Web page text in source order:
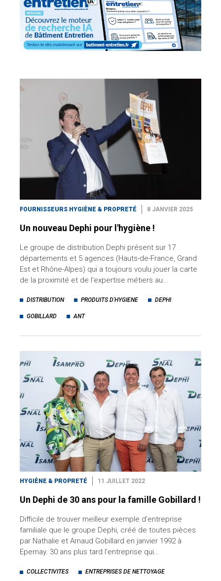
FOURNISSEURS HYGIÈNE & PROPRETÉ 8 JANVIER 2025
Un nouveau Dephi pour l'hygiène !
Le groupe de distribution Dephi présent sur 17
départements et 5 agences (Hauts-de-France, Grand
Est et Rhône-Alpes) qui a toujours voulu jouer la carte
de la proximité et de l'expertise métiers au…
DISTRIBUTION PRODUITS D'HYGIENE DEPHI
GOBILLARD ANT
HYGIÈNE & PROPRETÉ 11 JUILLET 2022
Un Dephi de 30 ans pour la famille Gobillard !
Difficile de trouver meilleur exemple d'entreprise
familiale que le groupe Dephi, créé de toutes pièces
par Nathalie et Arnaud Gobillard en janvier 1992 à
Epernay. 30 ans plus tard l'entreprise qui…
COLLECTIVITES ENTREPRISES DE NETTOYAGE